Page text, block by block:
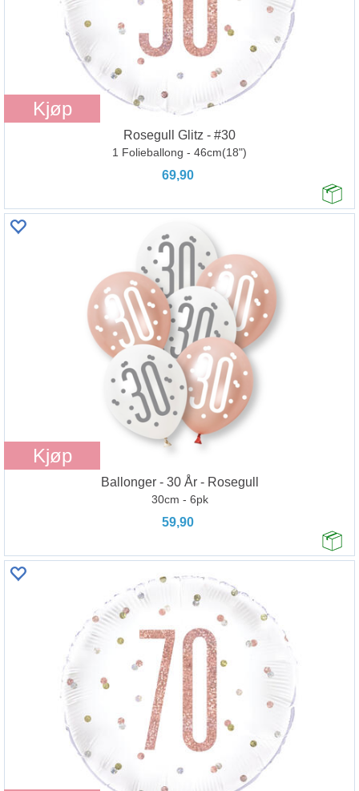
Kjøp
Rosegull Glitz - #30
1 Folieballong - 46cm(18")
69,90
Kjøp
Ballonger - 30 År - Rosegull
30cm - 6pk
59,90